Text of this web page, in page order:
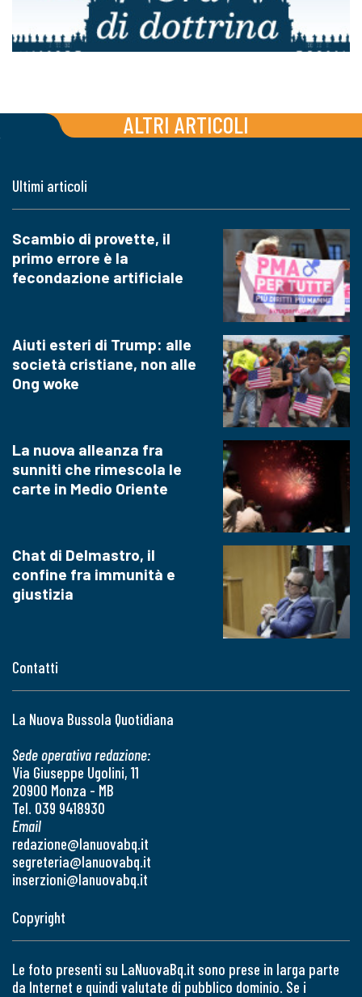
ALTRI ARTICOLI
Contatti
La Nuova Bussola Quotidiana
Sede operativa redazione:
Via Giuseppe Ugolini, 11
20900 Monza - MB
Tel. 039 9418930
Email
redazione@lanuovabq.it
segreteria@lanuovabq.it
inserzioni@lanuovabq.it
Ultimi articoli
Scambio di provette, il
primo errore è la
fecondazione artificiale
Aiuti esteri di Trump: alle
società cristiane, non alle
Ong woke
La nuova alleanza fra
sunniti che rimescola le
carte in Medio Oriente
Chat di Delmastro, il
confine fra immunità e
giustizia
Copyright
Le foto presenti su LaNuovaBq.it sono prese in larga parte
da Internet e quindi valutate di pubblico dominio. Se i